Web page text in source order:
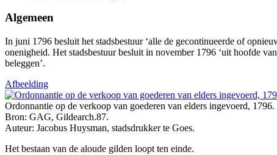
Algemeen
In juni 1796 besluit het stadsbestuur ‘alle de gecontinueerde of
onenigheid. Het stadsbestuur besluit in november 1796 ‘uit hoofde
beleggen’.
Afbeelding
Ordonnantie op de verkoop van goederen van elders ingevoerd, 1796.
Bron: GAG, Gildearch.87.
Auteur: Jacobus Huysman, stadsdrukker te Goes.
Het bestaan van de aloude gilden loopt ten einde.